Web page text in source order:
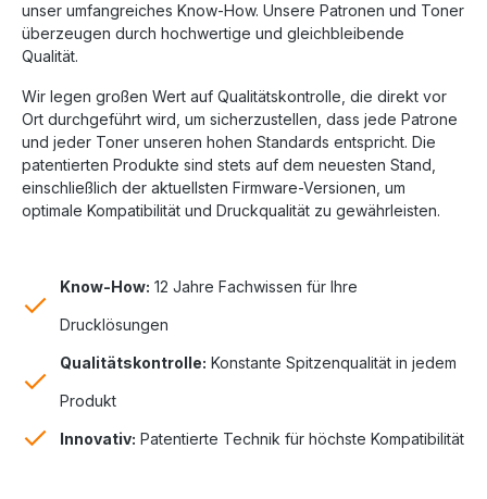
unser umfangreiches Know-How. Unsere Patronen und Toner
überzeugen durch hochwertige und gleichbleibende
Qualität.
Wir legen großen Wert auf Qualitätskontrolle, die direkt vor
Ort durchgeführt wird, um sicherzustellen, dass jede Patrone
und jeder Toner unseren hohen Standards entspricht. Die
patentierten Produkte sind stets auf dem neuesten Stand,
einschließlich der aktuellsten Firmware-Versionen, um
optimale Kompatibilität und Druckqualität zu gewährleisten.
Know-How: 12 Jahre Fachwissen für Ihre
Drucklösungen
Qualitätskontrolle: Konstante Spitzenqualität in jedem
Produkt
Innovativ: Patentierte Technik für höchste Kompatibilität